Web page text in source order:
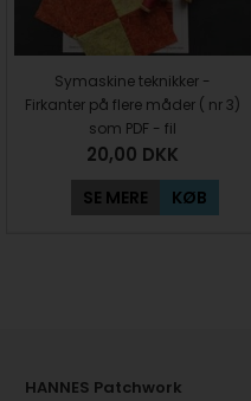
Symaskine teknikker -
Firkanter på flere måder ( nr 3)
som PDF - fil
20,00 DKK
SE MERE KØB
HANNES Patchwork